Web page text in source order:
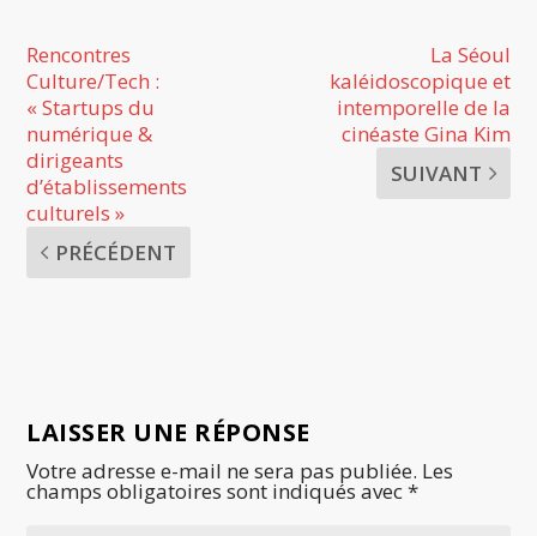
Rencontres
Culture/Tech :
« Startups du
numérique &
dirigeants
d’établissements
culturels »
PRÉCÉDENT
La Séoul
kaléidoscopique et
intemporelle de la
cinéaste Gina Kim
SUIVANT
LAISSER UNE RÉPONSE
Votre adresse e-mail ne sera pas publiée. Les
champs obligatoires sont indiqués avec*